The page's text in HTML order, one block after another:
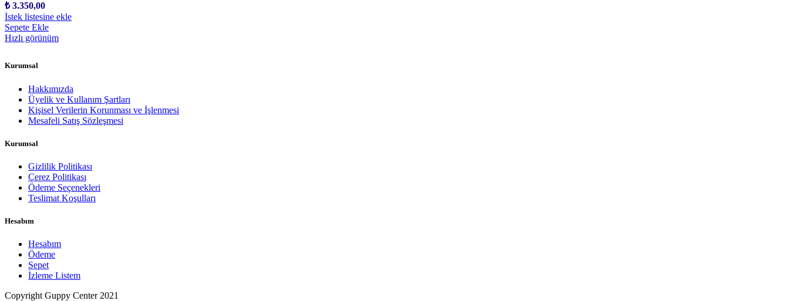
₺3.350,00
İstek listesine ekle
Sepete Ekle
Hızlı görünüm
Kurumsal
Hakkımızda
Üyelik ve Kullanım Şartları
Kişisel Verilerin Korunması ve İşlenmesi
Mesafeli Satış Sözleşmesi
Kurumsal
Gizlilik Politikası
Çerez Politikası
Ödeme Seçenekleri
Teslimat Koşulları
Hesabım
Hesabım
Ödeme
Sepet
İzleme Listem
Copyright Guppy Center 2021